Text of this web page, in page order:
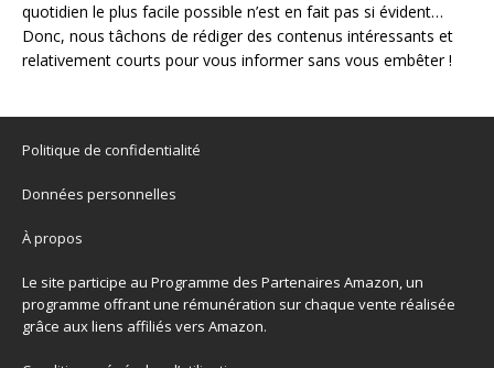
quotidien le plus facile possible n’est en fait pas si évident…
Donc, nous tâchons de rédiger des contenus intéressants et
relativement courts pour vous informer sans vous embêter !
Politique de confidentialité
Données personnelles
À propos
Le site participe au Programme des Partenaires Amazon, un
programme offrant une rémunération sur chaque vente réalisée
grâce aux liens affiliés vers Amazon.